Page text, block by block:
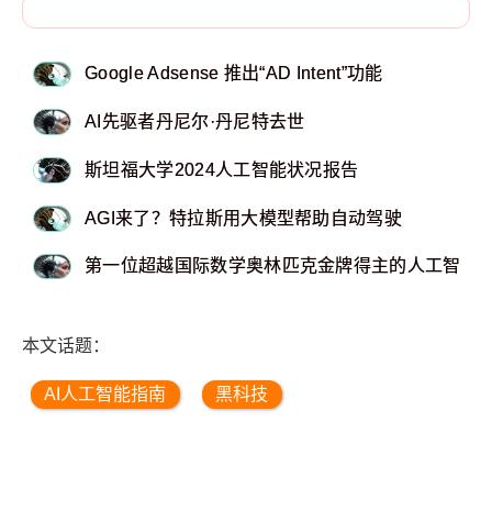
Google Adsense 推出“AD Intent”功能
AI先驱者丹尼尔·丹尼特去世
斯坦福大学2024人工智能状况报告
AGI来了？特拉斯用大模型帮助自动驾驶
第一位超越国际数学奥林匹克金牌得主的人工智能
本文话题：
AI人工智能指南 黑科技